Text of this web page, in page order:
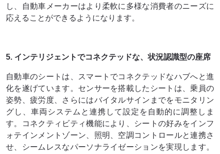
し、自動車メーカーはより柔軟に多様な消費者のニーズに
応えることができるようになります。
5. インテリジェントでコネクテッドな、状況認識型の座席
自動車のシートは、スマートでコネクテッドなハブへと進
化を遂げています。センサーを搭載したシートは、乗員の
姿勢、疲労度、さらにはバイタルサインまでをモニタリン
グし、車両システムと連携して設定を自動的に調整しま
す。コネクティビティ機能により、シートの好みをインフ
ォテインメントゾーン、照明、空調コントロールと連携さ
せ、シームレスなパーソナライゼーションを実現します。